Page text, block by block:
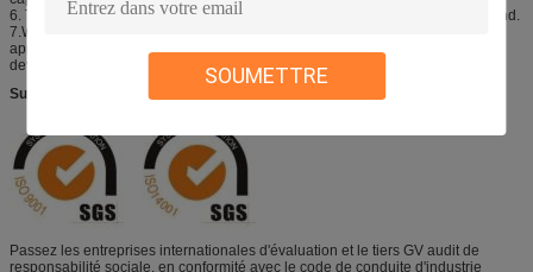
SOUMETTRE
6. Toutes les mesures ont été faites sous l'environnement normalisé de Refond.
7.When que les LED sont en fonction le courant maximum devrait être décidé
après mesure de la température de paquet, la température de jonction ne
devrait pas dépasser le maximum rate.LED
Support technique
Passez les entreprises internationales d'évaluation et le tiers GV audit de
responsabilité sociale, en conformité avec le code de conduite d'industrie